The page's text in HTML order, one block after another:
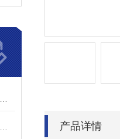
产品详情